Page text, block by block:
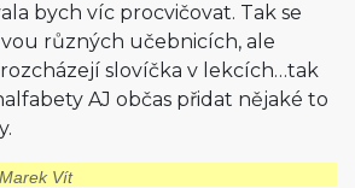
bych víc procvičovat. Tak se
různých učebnicích, ale
rozcházejí slovíčka v lekcích…tak
AJ občas přidat nějaké to
Vít